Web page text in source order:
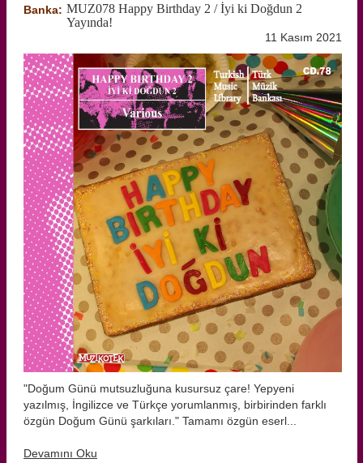
Banka: MUZ078 Happy Birthday 2 / İyi ki Doğdun 2
Yayında!
11 Kasım 2021
"Doğum Günü mutsuzluğuna kusursuz çare! Yepyeni
yazılmış, İngilizce ve Türkçe yorumlanmış, birbirinden farklı
özgün Doğum Günü şarkıları." Tamamı özgün eserl...
Devamını Oku